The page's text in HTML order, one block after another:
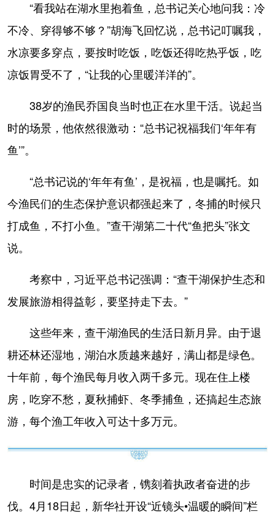
“看我站在湖水里抱着鱼，总书记关心地问我：冷
不冷、穿得够不够？”胡海飞回忆说，总书记叮嘱我，
水凉要多穿点，要按时吃饭，吃饭还得吃热乎饭，吃
凉饭胃受不了，“让我的心里暖洋洋的”。
38岁的渔民乔国良当时也正在水里干活。说起当
时的场景，他依然很激动：“总书记祝福我们‘年年有
鱼’”。
“总书记说的‘年年有鱼’，是祝福，也是嘱托。如
今渔民们的生态保护意识都强起来了，冬捕的时候只
打成鱼，不打小鱼。”查干湖第二十代“鱼把头”张文
说。
考察中，习近平总书记强调：“查干湖保护生态和
发展旅游相得益彰，要坚持走下去。”
这些年来，查干湖渔民的生活日新月异。由于退
耕还林还湿地，湖泊水质越来越好，满山都是绿色。
十年前，每个渔民每月收入两千多元。现在住上楼
房，吃穿不愁，夏秋捕虾、冬季捕鱼，还搞起生态旅
游，每个渔工年收入可达十多万元。
时间是忠实的记录者，镌刻着执政者奋进的步
伐。4月18日起，新华社开设“近镜头•温暖的瞬间”栏